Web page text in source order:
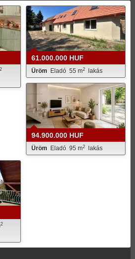
2
61.000.000 HUF
Üröm Eladó 55 m2 lakás
94.900.000 HUF
Üröm Eladó 95 m2 lakás
2